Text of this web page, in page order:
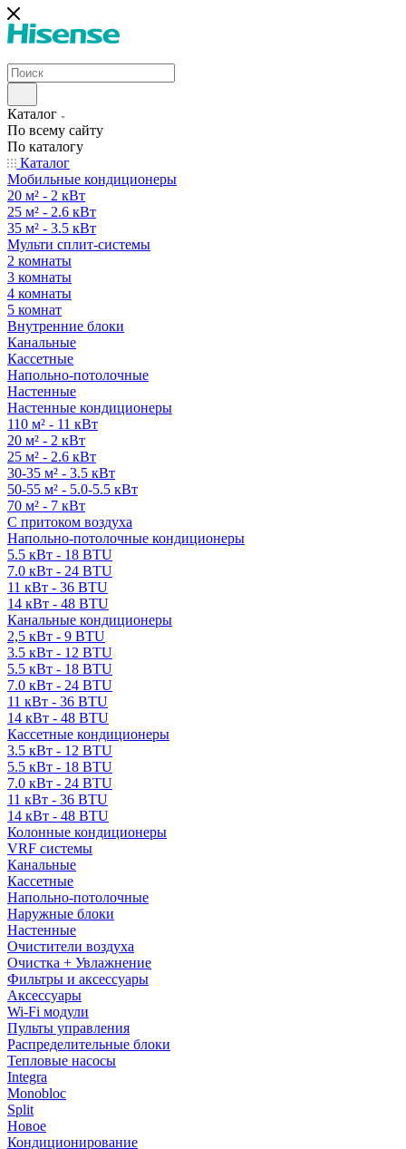
Каталог
По всему сайту
По каталогу
Каталог
Мобильные кондиционеры
20 м² - 2 кВт
25 м² - 2.6 кВт
35 м² - 3.5 кВт
Мульти сплит-системы
2 комнаты
3 комнаты
4 комнаты
5 комнат
Внутренние блоки
Канальные
Кассетные
Напольно-потолочные
Настенные
Настенные кондиционеры
110 м² - 11 кВт
20 м² - 2 кВт
25 м² - 2.6 кВт
30-35 м² - 3.5 кВт
50-55 м² - 5.0-5.5 кВт
70 м² - 7 кВт
С притоком воздуха
Напольно-потолочные кондиционеры
5.5 кВт - 18 BTU
7.0 кВт - 24 BTU
11 кВт - 36 BTU
14 кВт - 48 BTU
Канальные кондиционеры
2,5 кВт - 9 BTU
3.5 кВт - 12 BTU
5.5 кВт - 18 BTU
7.0 кВт - 24 BTU
11 кВт - 36 BTU
14 кВт - 48 BTU
Кассетные кондиционеры
3.5 кВт - 12 BTU
5.5 кВт - 18 BTU
7.0 кВт - 24 BTU
11 кВт - 36 BTU
14 кВт - 48 BTU
Колонные кондиционеры
VRF системы
Канальные
Кассетные
Напольно-потолочные
Наружные блоки
Настенные
Очистители воздуха
Очистка + Увлажнение
Фильтры и аксессуары
Аксессуары
Wi-Fi модули
Пульты управления
Распределительные блоки
Тепловые насосы
Integra
Monobloc
Split
Новое
Кондиционирование